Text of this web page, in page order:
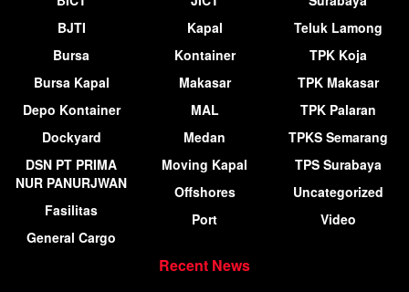
BJTI
Bursa
Bursa Kapal
Depo Kontainer
Dockyard
DSN PT PRIMA
NUR PANURJWAN
Fasilitas
General Cargo
Kapal
Kontainer
Makasar
MAL
Medan
Moving Kapal
Offshores
Port
Teluk Lamong
TPK Koja
TPK Makasar
TPK Palaran
TPKS Semarang
TPS Surabaya
Uncategorized
Video
Recent News